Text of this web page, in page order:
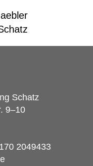
Schatz
9–10
2049433